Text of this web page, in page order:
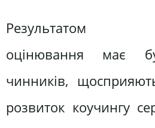
Результатом
оцінювання має
чинників,
розвиток коучингу